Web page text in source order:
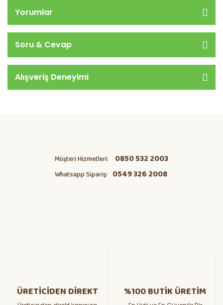
Yorumlar
Soru & Cevap
Alışveriş Deneyimi
Müşteri Hizmetleri: 0850 532 2003
Whatsapp Sipariş: 0549 326 2008
ÜRETİCİDEN DİREKT %100 BUTİK ÜRETİM